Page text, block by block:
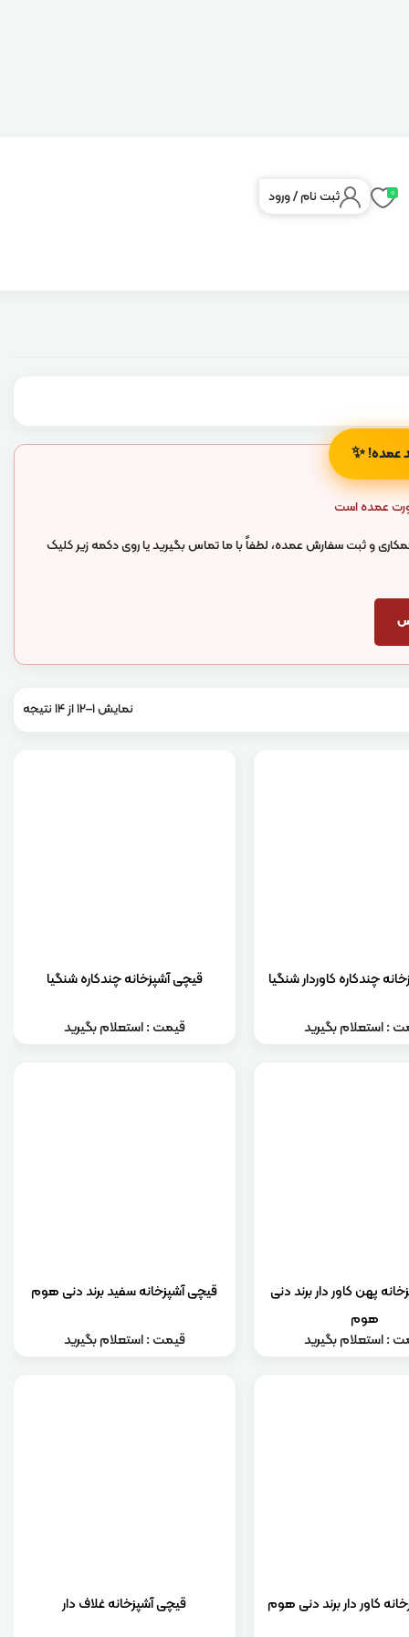
0 ثبت نام/
✨
عمده است
و ثبت سفارش عمده، لطفاً با ما تماس بگیرید یا روی دکمه زیر کلیک
نمایش 1–12 از 14 نتیجه
چندکاره کاوردار شنگیا
: استعلام بگیرید
قیچی آشپزخانه چندکاره شنگیا
قیمت : استعلام بگیرید
پهن کاور دار برند دنی
هوم
: استعلام بگیرید
قیچی آشپزخانه سفید برند دنی هوم
قیمت : استعلام بگیرید
کاور دار برند دنی هوم قیچی آشپزخانه غلاف دار